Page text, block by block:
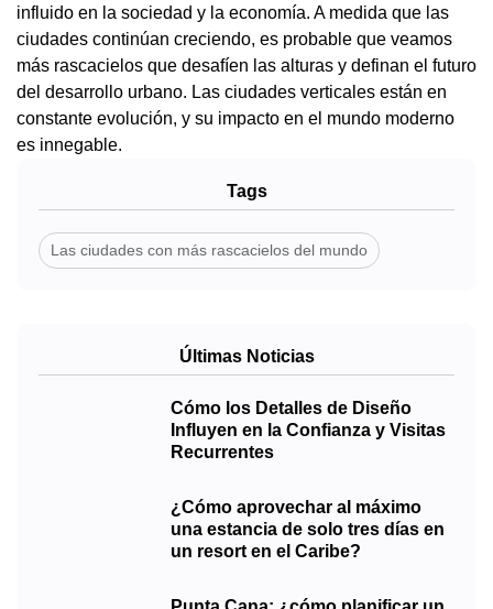
influido en la sociedad y la economía. A medida que las
ciudades continúan creciendo, es probable que veamos
más rascacielos que desafíen las alturas y definan el futuro
del desarrollo urbano. Las ciudades verticales están en
constante evolución, y su impacto en el mundo moderno
es innegable.
Tags
Las ciudades con más rascacielos del mundo
Últimas Noticias
Cómo los Detalles de Diseño
Influyen en la Confianza y Visitas
Recurrentes
¿Cómo aprovechar al máximo
una estancia de solo tres días en
un resort en el Caribe?